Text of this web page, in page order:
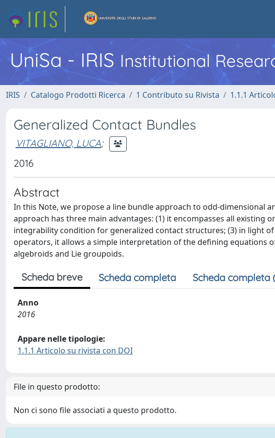
UniSa - IRIS Institutional
IRIS Catalogo Prodotti Ricerca 1 Contributo su Rivista 1.1.1
Generalized Contact Bundles
VITAGLIANO, LUCA;
2016
Abstract
In this Note, we propose a line bundle approach to odd-dimensional
approach has three main advantages: (1) it encompasses all existing
integrability condition for generalized contact structures; (3) in light
operators, it allows a simple interpretation of the defining equations
algebroids and Lie groupoids.
Scheda breve Scheda completa Scheda completa
Anno
2016
Appare nelle tipologie:
1.1.1 Articolo su rivista con DOI
File in questo prodotto:
Non ci sono file associati a questo prodotto.